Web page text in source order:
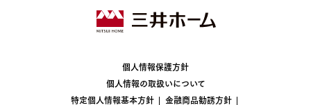
個人情報保護方針
個人情報の取扱いについて
特定個人情報基本方針
金融商品勧誘方針